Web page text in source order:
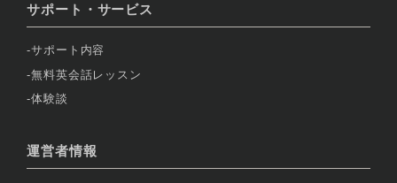
サポート・サービス
サポート内容
無料英会話レッスン
体験談
運営者情報